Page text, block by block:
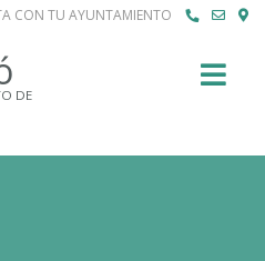
CON TU AYUNTAMIENTO
DE